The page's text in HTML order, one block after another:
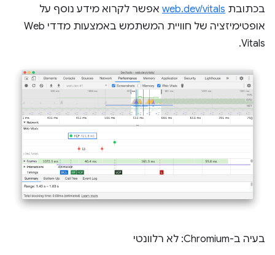
בכתובת web.dev/vitals אפשר לקרוא מידע נוסף על
אופטימיזציה של חוויית המשתמש באמצעות מדדי Web
Vitals.
בעיה ב-Chromium: לא רלוונטי